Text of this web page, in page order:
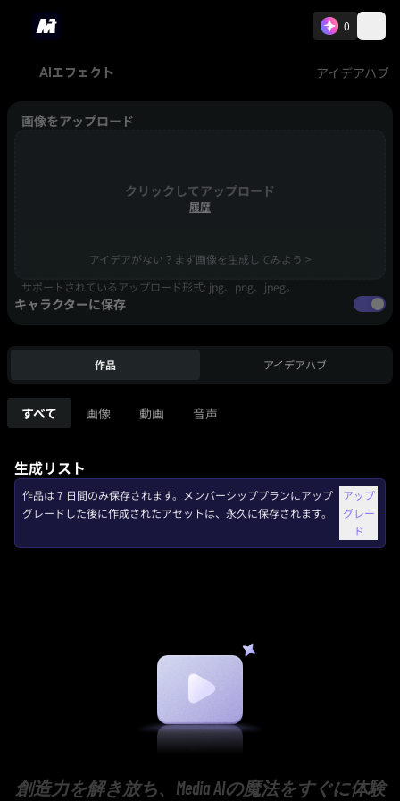
0
AIエフェクト アイデアハブ
画像をアップロード
クリックしてアップロード
履歴
アイデアがない？まず画像を生成してみよう >
サポートされているアップロード形式: jpg、png、jpeg。
キャラクターに保存
作品 アイデアハブ
すべて 画像 動画 音声
生成リスト
作品は 7 日間のみ保存されます。メンバーシッププランにアップ
グレードした後に作成されたアセットは、永久に保存されます。
アップ
グレー
ド
創造力を解き放ち、Media AIの魔法をすぐに体験